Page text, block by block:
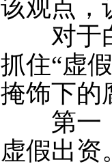
该观点，
对于白
抓住“虚
掩饰下的
第一，
虚假出资